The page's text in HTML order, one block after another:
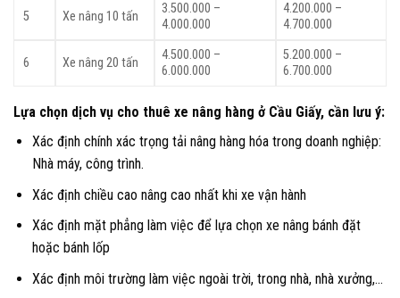
5 Xe nâng 10 tấn
3.500.000 –
4.000.000
4.200.000 –
4.700.000
6 Xe nâng 20 tấn
4.500.000 –
6.000.000
5.200.000 –
6.700.000
Lựa chọn dịch vụ cho thuê xe nâng hàng ở Cầu Giấy, cần lưu ý:
Xác định chính xác trọng tải nâng hàng hóa trong doanh nghiệp:
Nhà máy, công trình.
Xác định chiều cao nâng cao nhất khi xe vận hành
Xác định mặt phẳng làm việc để lựa chọn xe nâng bánh đặt
hoặc bánh lốp
Xác định môi trường làm việc ngoài trời, trong nhà, nhà xưởng,…